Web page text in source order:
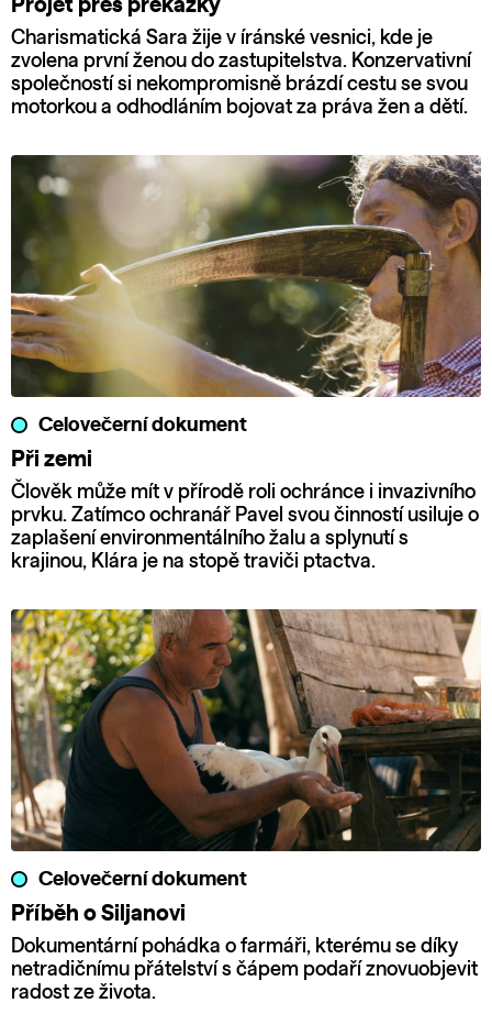
Projet přes překážky
Charismatická Sara žije v íránské vesnici, kde je
zvolena první ženou do zastupitelstva. Konzervativní
společností si nekompromisně brázdí cestu se svou
motorkou a odhodláním bojovat za práva žen a dětí.
Celovečerní dokument
Při zemi
Člověk může mít v přírodě roli ochránce i invazivního
prvku. Zatímco ochranář Pavel svou činností usiluje o
zaplašení environmentálního žalu a splynutí s
krajinou, Klára je na stopě traviči ptactva.
Celovečerní dokument
Příběh o Siljanovi
Dokumentární pohádka o farmáři, kterému se díky
netradičnímu přátelství s čápem podaří znovuobjevit
radost ze života.